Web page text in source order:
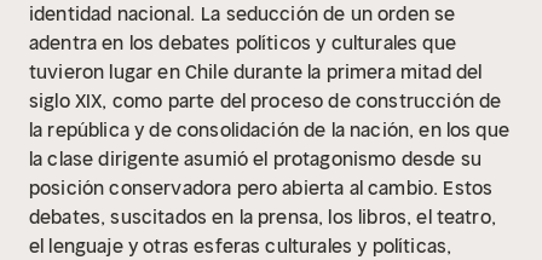
identidad nacional. La seducción de un orden se
adentra en los debates políticos y culturales que
tuvieron lugar en Chile durante la primera mitad del
siglo XIX, como parte del proceso de construcción de
la república y de consolidación de la nación, en los que
la clase dirigente asumió el protagonismo desde su
posición conservadora pero abierta al cambio. Estos
debates, suscitados en la prensa, los libros, el teatro,
el lenguaje y otras esferas culturales y políticas,